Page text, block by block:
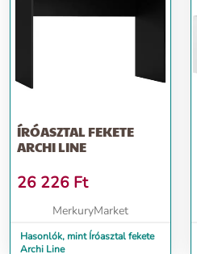
ÍRÓASZTAL FEKETE
ARCHI LINE
26 226 Ft
MerkuryMarket
Hasonlók, mint Íróasztal fekete
Archi Line